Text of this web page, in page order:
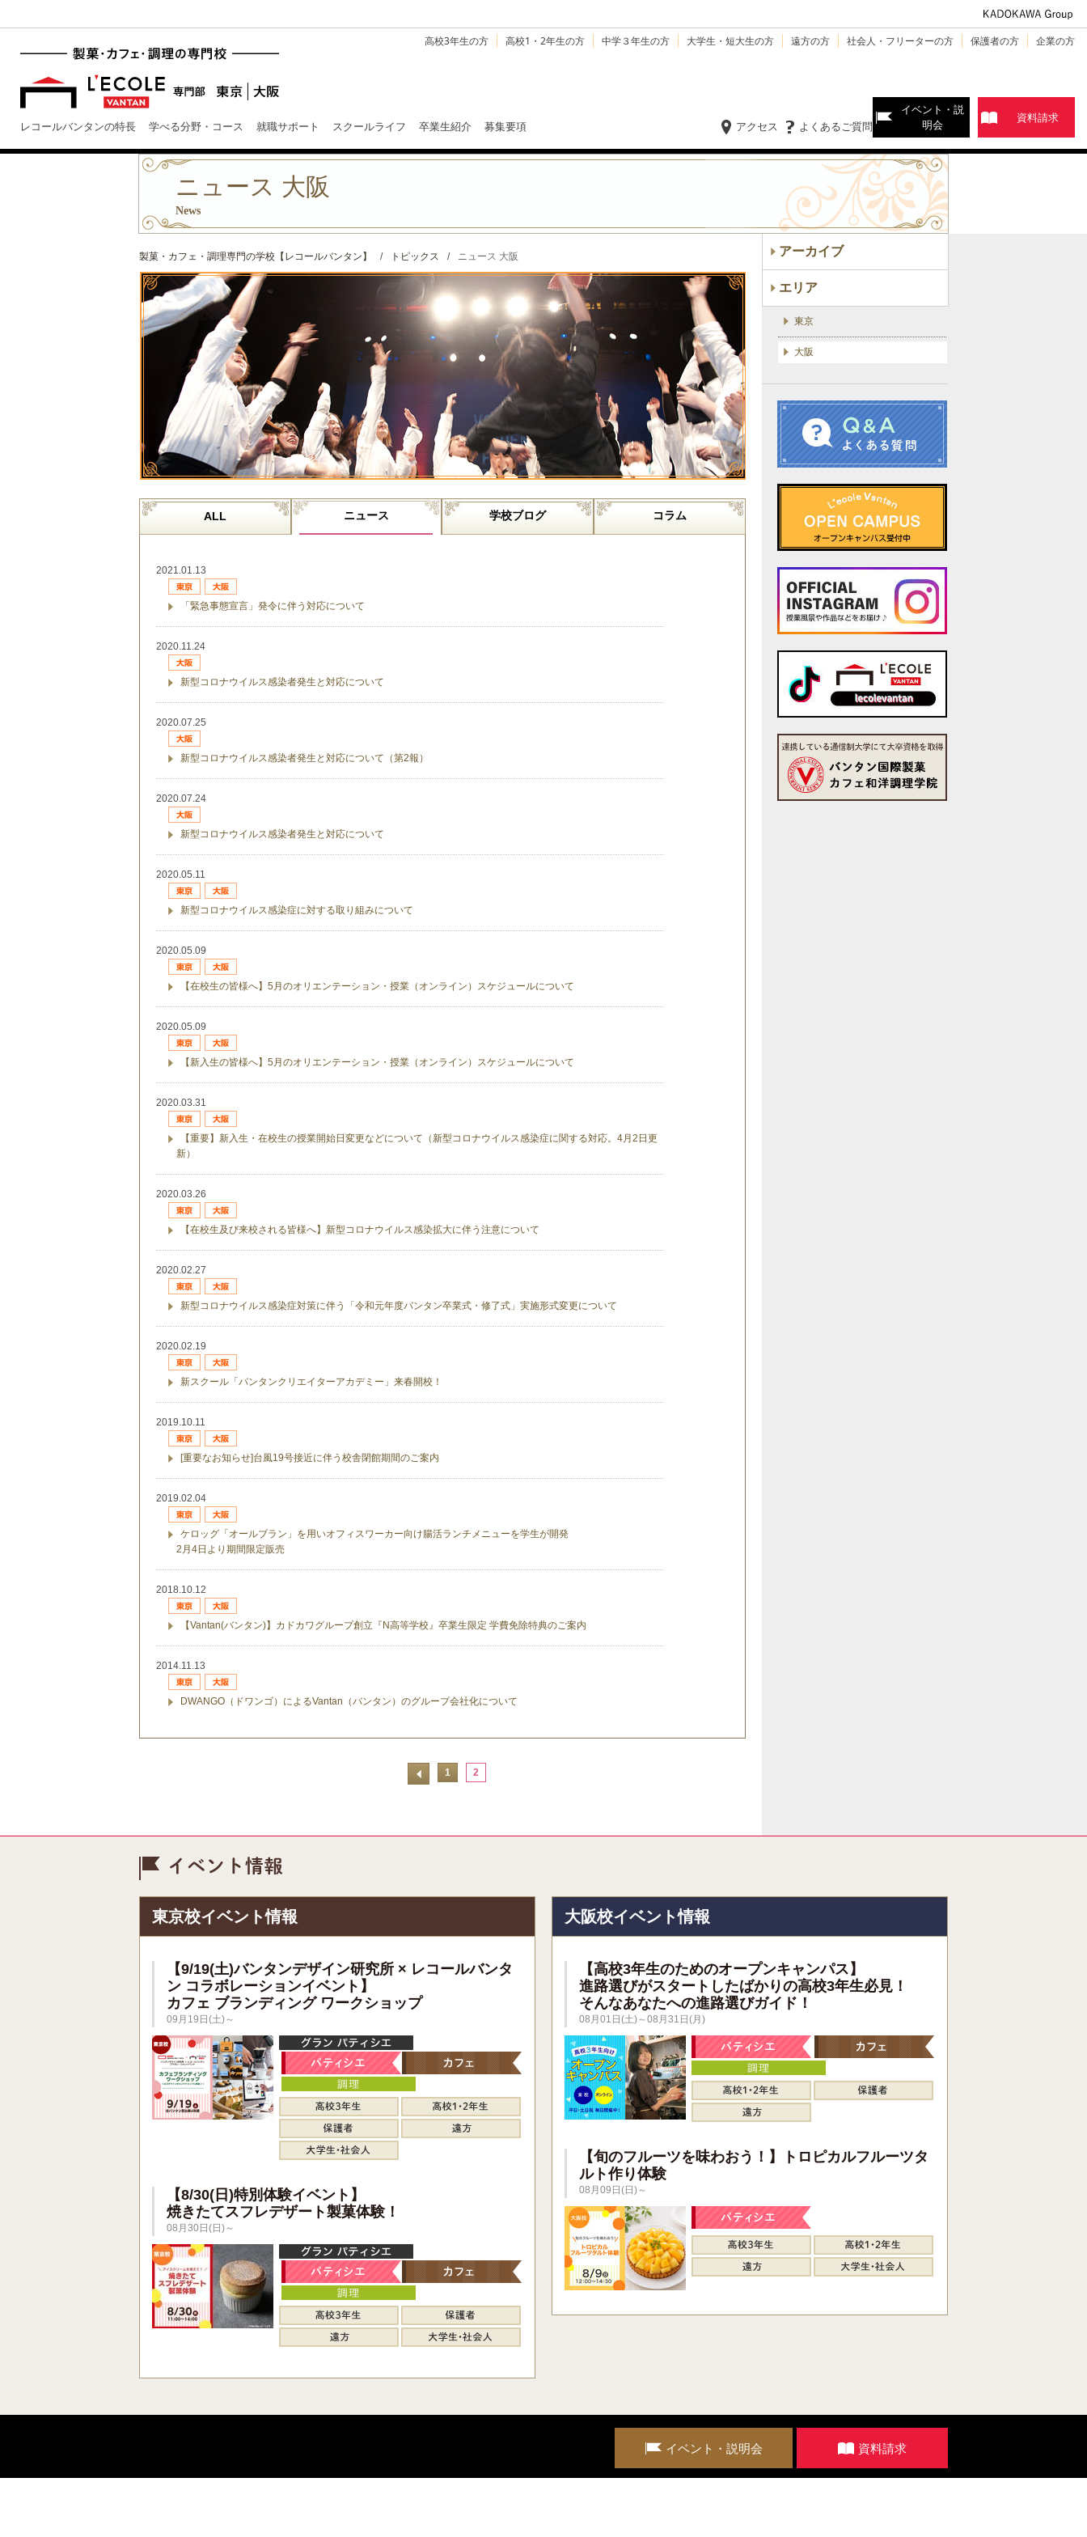
高校3年生の方 高校1・2年生の方 中学３年生の方 大学生・短大生の方 遠方の方 社会人・フリーターの方 保護者の方 企業の方
レコールバンタンの特長 学べる分野・コース 就職サポート スクールライフ 卒業生紹介 募集要項 よくあるご質問
アクセス
イベント・説
明会
資料請求
ニュース 大阪
News
製菓・カフェ・調理専門の学校【レコールバンタン】 / トピックス / ニュース 大阪
ALL ニュース 学校ブログ コラム
2021.01.13
「緊急事態宣言」発令に伴う対応について
2020.11.24
新型コロナウイルス感染者発生と対応について
2020.07.25
新型コロナウイルス感染者発生と対応について（第2報）
2020.07.24
新型コロナウイルス感染者発生と対応について
2020.05.11
新型コロナウイルス感染症に対する取り組みについて
2020.05.09
【在校生の皆様へ】5月のオリエンテーション・授業（オンライン）スケジュールについて
2020.05.09
【新入生の皆様へ】5月のオリエンテーション・授業（オンライン）スケジュールについて
2020.03.31
【重要】新入生・在校生の授業開始日変更などについて（新型コロナウイルス感染症に関する対応。4月2日更
新）
2020.03.26
【在校生及び来校される皆様へ】新型コロナウイルス感染拡大に伴う注意について
2020.02.27
新型コロナウイルス感染症対策に伴う「令和元年度バンタン卒業式・修了式」実施形式変更について
2020.02.19
新スクール「バンタンクリエイターアカデミー」来春開校！
2019.10.11
[重要なお知らせ]台風19号接近に伴う校舎閉館期間のご案内
2019.02.04
ケロッグ「オールブラン」を用いオフィスワーカー向け腸活ランチメニューを学生が開発
2月4日より期間限定販売
2018.10.12
【Vantan(バンタン)】カドカワグループ創立『N高等学校』卒業生限定 学費免除特典のご案内
2014.11.13
DWANGO（ドワンゴ）によるVantan（バンタン）のグループ会社化について
1 2
アーカイブ
エリア
東京
大阪
東京校イベント情報
【9/19(土)バンタンデザイン研究所 × レコールバンタ
ン コラボレーションイベント】
カフェ ブランディング ワークショップ
09月19日(土)～
【8/30(日)特別体験イベント】
焼きたてスフレデザート製菓体験！
08月30日(日)～
大阪校イベント情報
【高校3年生のためのオープンキャンパス】
進路選びがスタートしたばかりの高校3年生必見！
そんなあなたへの進路選びガイド！
08月01日(土)～08月31日(月)
【旬のフルーツを味わおう！】トロピカルフルーツタ
ルト作り体験
08月09日(日)～
イベント・説明会 資料請求